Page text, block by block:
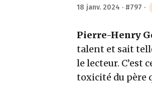
18 janv. 2024 · #797 ·
Pierre-Henry
talent et sait
le lecteur. C’est
toxicité du père